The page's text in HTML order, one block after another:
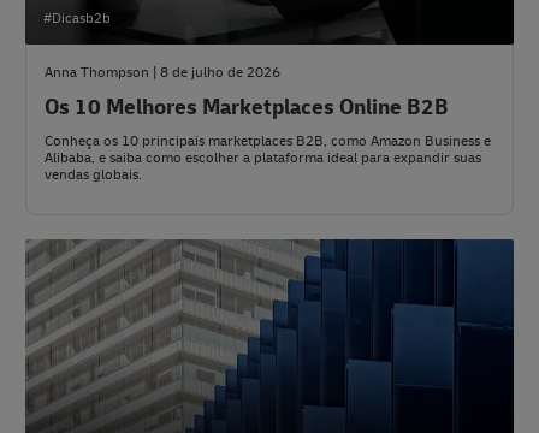
#Dicasb2b
Anna Thompson | 8 de julho de 2026
Os 10 Melhores Marketplaces Online B2B
Conheça os 10 principais marketplaces B2B, como Amazon Business e
Alibaba, e saiba como escolher a plataforma ideal para expandir suas
vendas globais.